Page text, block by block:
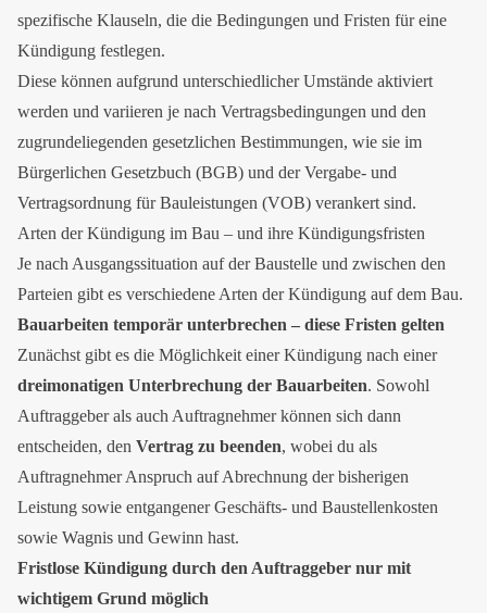
spezifische Klauseln, die die Bedingungen und Fristen für eine
Kündigung festlegen.
Diese können aufgrund unterschiedlicher Umstände aktiviert
werden und variieren je nach Vertragsbedingungen und den
zugrundeliegenden gesetzlichen Bestimmungen, wie sie im
Bürgerlichen Gesetzbuch (BGB) und der Vergabe- und
Vertragsordnung für Bauleistungen (VOB) verankert sind.
Arten der Kündigung im Bau – und ihre Kündigungsfristen
Je nach Ausgangssituation auf der Baustelle und zwischen den
Parteien gibt es verschiedene Arten der Kündigung auf dem Bau.
Bauarbeiten temporär unterbrechen – diese Fristen gelten
Zunächst gibt es die Möglichkeit einer Kündigung nach einer
dreimonatigen Unterbrechung der Bauarbeiten. Sowohl
Auftraggeber als auch Auftragnehmer können sich dann
entscheiden, den Vertrag zu beenden, wobei du als
Auftragnehmer Anspruch auf Abrechnung der bisherigen
Leistung sowie entgangener Geschäfts- und Baustellenkosten
sowie Wagnis und Gewinn hast.
Fristlose Kündigung durch den Auftraggeber nur mit
wichtigem Grund möglich